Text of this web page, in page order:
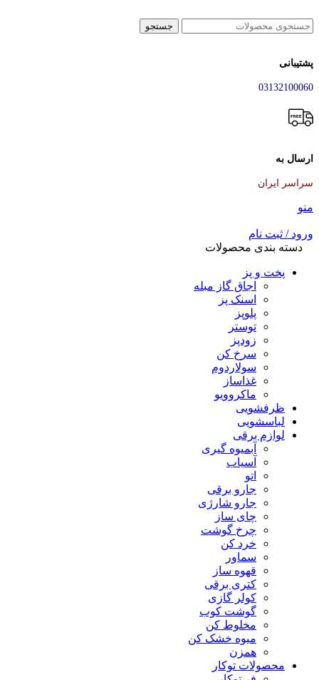
جستجو
پشتیبانی
03132100060
ارسال به
سراسر ایران
منو
ورود / ثبت نام
دسته بندی محصولات
پخت و پز
اجاق گاز مبله
اسنک پز
پلوپز
توستر
زودپز
سرخ کن
سولاردوم
غذاساز
ماکروویو
ظرفشویی
لباسشویی
لوازم برقی
آبمیوه گیری
آسیاب
اتو
جارو برقی
جارو شارژی
چای ساز
چرخ گوشت
خرد کن
سماور
قهوه ساز
کتری برقی
کولر گازی
گوشت کوب
مخلوط کن
میوه خشک کن
همزن
محصولات توکار